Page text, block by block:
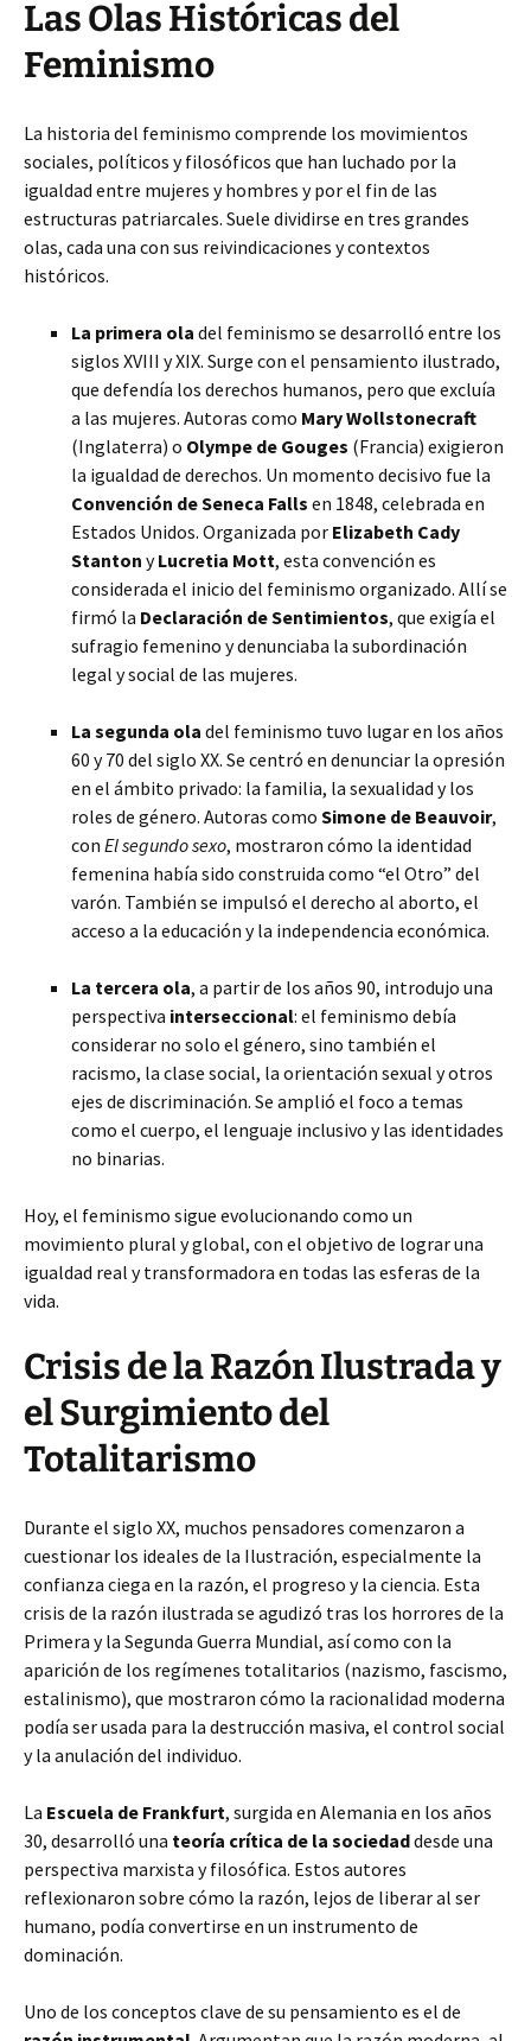
Las Olas Históricas del
Feminismo
La historia del feminismo comprende los movimientos
sociales, políticos y filosóficos que han luchado por la
igualdad entre mujeres y hombres y por el fin de las
estructuras patriarcales. Suele dividirse en tres grandes
olas, cada una con sus reivindicaciones y contextos
históricos.
La primera ola del feminismo se desarrolló entre los
siglos XVIII y XIX. Surge con el pensamiento ilustrado,
que defendía los derechos humanos, pero que excluía
a las mujeres. Autoras como Mary Wollstonecraft
(Inglaterra) o Olympe de Gouges (Francia) exigieron
la igualdad de derechos. Un momento decisivo fue la
Convención de Seneca Falls en 1848, celebrada en
Estados Unidos. Organizada por Elizabeth Cady
Stanton yLucretia Mott, esta convención es
considerada el inicio del feminismo organizado. Allí se
firmó la Declaración de Sentimientos, que exigía el
sufragio femenino y denunciaba la subordinación
legal y social de las mujeres.
La segunda ola del feminismo tuvo lugar en los años
60 y 70 del siglo XX. Se centró en denunciar la opresión
en el ámbito privado: la familia, la sexualidad y los
roles de género. Autoras como Simone de Beauvoir,
con El segundo sexo, mostraron cómo la identidad
femenina había sido construida como “el Otro” del
varón. También se impulsó el derecho al aborto, el
acceso a la educación y la independencia económica.
La tercera ola, a partir de los años 90, introdujo una
perspectiva interseccional: el feminismo debía
considerar no solo el género, sino también el
racismo, la clase social, la orientación sexual y otros
ejes de discriminación. Se amplió el foco a temas
como el cuerpo, el lenguaje inclusivo y las identidades
no binarias.
Hoy, el feminismo sigue evolucionando como un
movimiento plural y global, con el objetivo de lograr una
igualdad real y transformadora en todas las esferas de la
vida.
Crisis de la Razón Ilustrada y
el Surgimiento del
Totalitarismo
Durante el siglo XX, muchos pensadores comenzaron a
cuestionar los ideales de la Ilustración, especialmente la
confianza ciega en la razón, el progreso y la ciencia. Esta
crisis de la razón ilustrada se agudizó tras los horrores de la
Primera y la Segunda Guerra Mundial, así como con la
aparición de los regímenes totalitarios (nazismo, fascismo,
estalinismo), que mostraron cómo la racionalidad moderna
podía ser usada para la destrucción masiva, el control social
y la anulación del individuo.
La Escuela de Frankfurt, surgida en Alemania en los años
30, desarrolló una teoría crítica de la sociedaddesde una
perspectiva marxista y filosófica. Estos autores
reflexionaron sobre cómo la razón, lejos de liberar al ser
humano, podía convertirse en un instrumento de
dominación.
Uno de los conceptos clave de su pensamiento es el de